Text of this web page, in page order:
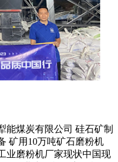
能煤炭有限公司 硅石矿制
矿用10万吨矿石磨粉机
业磨粉机厂家现状中国现